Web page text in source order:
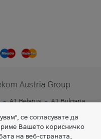
Austria Group
A1 Belarus
A1 Bulgaria
се согласувате да
Вашето корисничко
на веб-страната,